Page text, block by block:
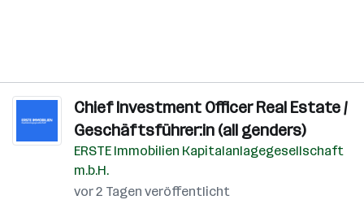
Chief Investment Officer Real Estate /
Geschäftsführer:in (all genders)
ERSTE Immobilien Kapitalanlagegesellschaft
m.b.H.
vor 2 Tagen veröffentlicht